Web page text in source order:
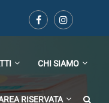
CHI SIAMO
RISERVATA